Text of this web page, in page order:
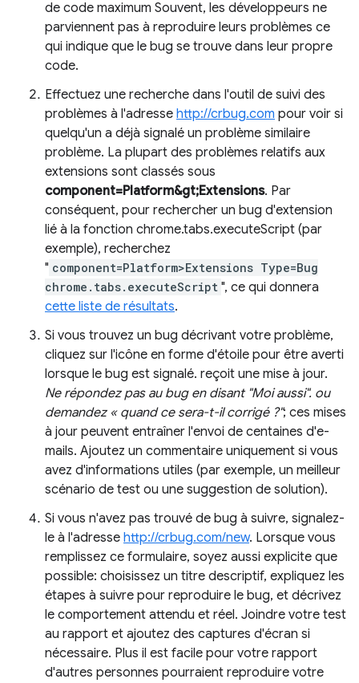
de code maximum Souvent, les développeurs ne
parviennent pas à reproduire leurs problèmes ce
qui indique que le bug se trouve dans leur propre
code.
Effectuez une recherche dans l'outil de suivi des
problèmes à l'adresse http://crbug.com pour voir si
quelqu'un a déjà signalé un problème similaire
problème. La plupart des problèmes relatifs aux
extensions sont classés sous
component=Platform&gt;Extensions. Par
conséquent, pour rechercher un bug d'extension
lié à la fonction chrome.tabs.executeScript (par
exemple), recherchez
" component=Platform>Extensions Type=Bug
chrome.tabs.executeScript ", ce qui donnera
cette liste de résultats.
Si vous trouvez un bug décrivant votre problème,
cliquez sur l'icône en forme d'étoile pour être averti
lorsque le bug est signalé. reçoit une mise à jour.
Ne répondez pas au bug en disant "Moi aussi". ou
demandez « quand ce sera-t-il corrigé ?"; ces mises
à jour peuvent entraîner l'envoi de centaines d'e-
mails. Ajoutez un commentaire uniquement si vous
avez d'informations utiles (par exemple, un meilleur
scénario de test ou une suggestion de solution).
Si vous n'avez pas trouvé de bug à suivre, signalez-
le à l'adresse http://crbug.com/new. Lorsque vous
remplissez ce formulaire, soyez aussi explicite que
possible: choisissez un titre descriptif, expliquez les
étapes à suivre pour reproduire le bug, et décrivez
le comportement attendu et réel. Joindre votre test
au rapport et ajoutez des captures d'écran si
nécessaire. Plus il est facile pour votre rapport
d'autres personnes pourraient reproduire votre